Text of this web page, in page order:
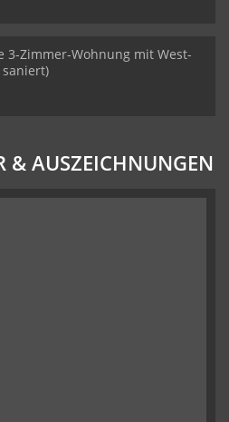
3-Zimmer-Wohnung mit West-
saniert)
& AUSZEICHNUNGEN